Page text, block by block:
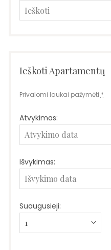
Search
for:
Ieškoti Apartamentų
Privalomi laukai pažymėti *
Atvykimas:
Išvykimas:
Suaugusieji: